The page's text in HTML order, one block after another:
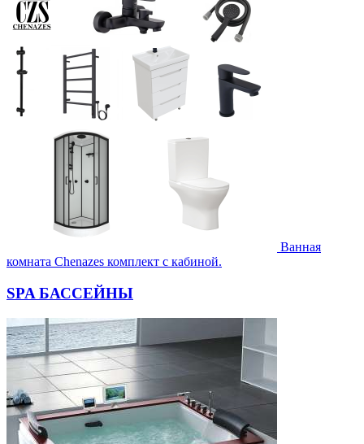
Ванная
комната Chenazes комплект с кабиной.
SPA БАССЕЙНЫ